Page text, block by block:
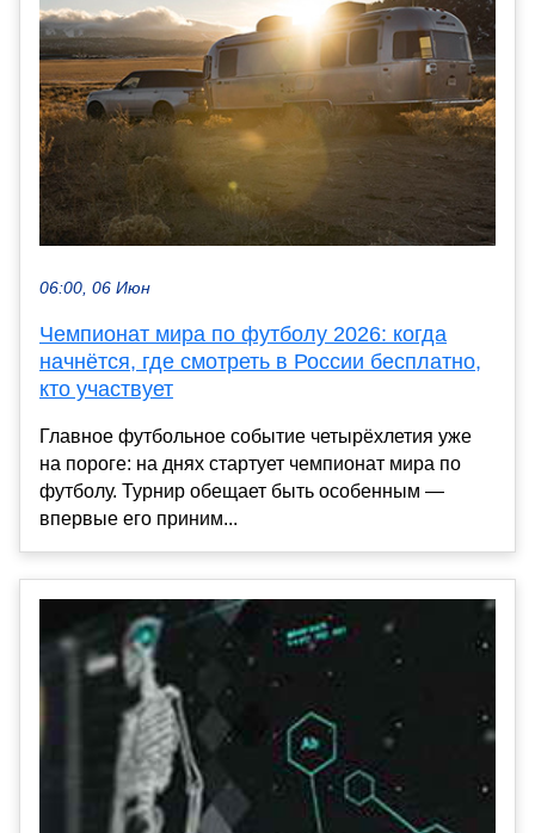
06:00, 06 Июн
Чемпионат мира по футболу 2026: когда
начнётся, где смотреть в России бесплатно,
кто участвует
Главное футбольное событие четырёхлетия уже
на пороге: на днях стартует чемпионат мира по
футболу. Турнир обещает быть особенным —
впервые его приним...